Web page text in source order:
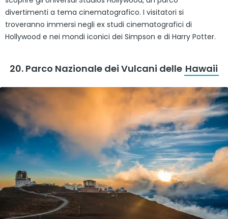
divertimenti a tema cinematografico. I visitatori si
troveranno immersi negli ex studi cinematografici di
Hollywood e nei mondi iconici dei Simpson e di Harry Potter.
20. Parco Nazionale dei Vulcani delle Hawaii